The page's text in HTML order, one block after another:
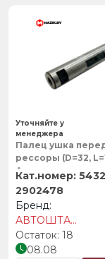
Палец ушка
рессоры (D=32,
Автоштамп
2902478
АВТОШТАМП
18
08.08
Уточняйте у
менеджера